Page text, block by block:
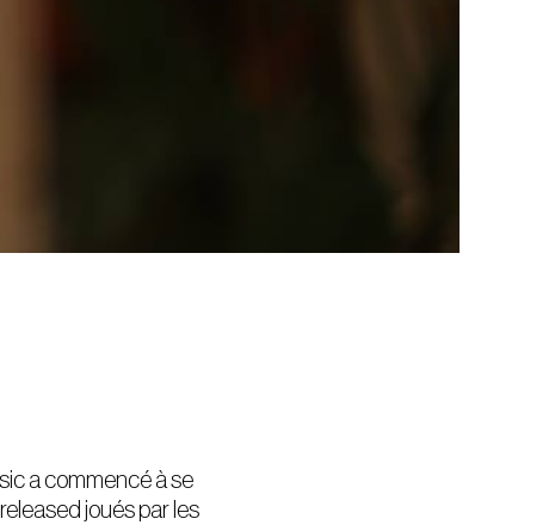
a commencé à se
joués par les